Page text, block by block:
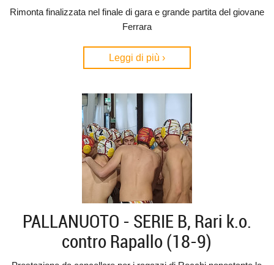
Rimonta finalizzata nel finale di gara e grande partita del giovane
Ferrara
Leggi di più ›
PALLANUOTO - SERIE B, Rari k.o.
contro Rapallo (18-9)